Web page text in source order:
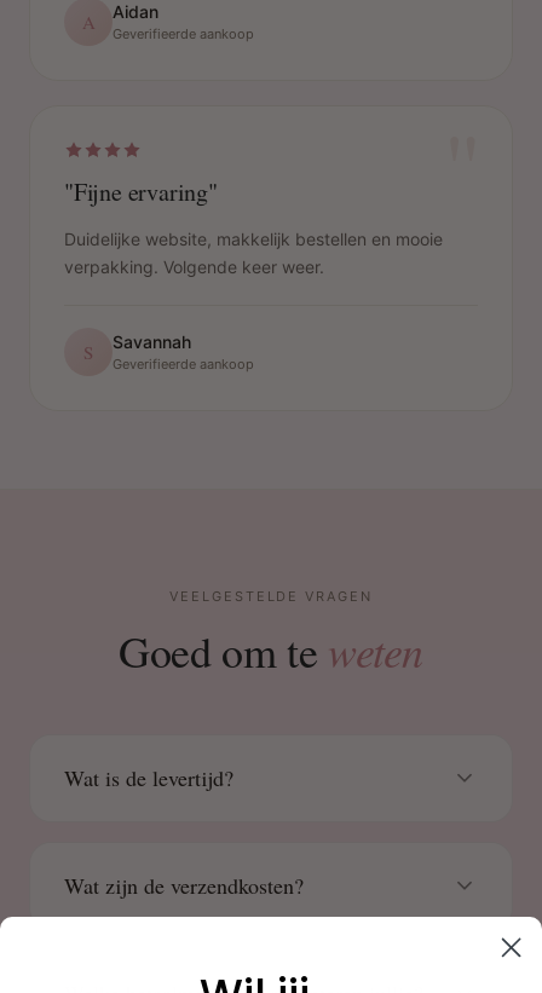
A Aidan
Geverifieerde aankoop
"Fijne ervaring"
Duidelijke website, makkelijk bestellen en mooie
verpakking. Volgende keer weer.
S Savannah
Geverifieerde aankoop
VEELGESTELDE VRAGEN
Goed om te weten
Wat is de levertijd?
Wat zijn de verzendkosten?